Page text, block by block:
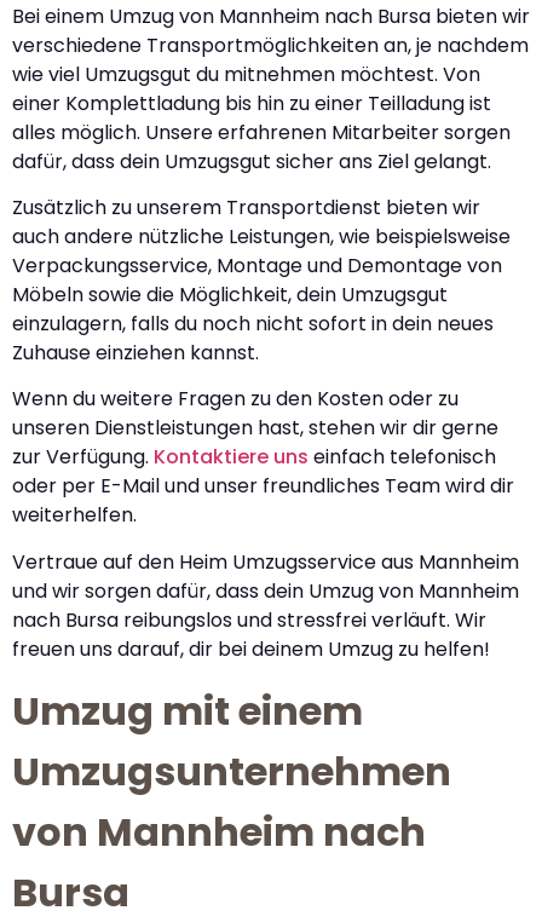
Bei einem Umzug von Mannheim nach Bursa bieten wir
verschiedene Transportmöglichkeiten an, je nachdem
wie viel Umzugsgut du mitnehmen möchtest. Von
einer Komplettladung bis hin zu einer Teilladung ist
alles möglich. Unsere erfahrenen Mitarbeiter sorgen
dafür, dass dein Umzugsgut sicher ans Ziel gelangt.
Zusätzlich zu unserem Transportdienst bieten wir
auch andere nützliche Leistungen, wie beispielsweise
Verpackungsservice, Montage und Demontage von
Möbeln sowie die Möglichkeit, dein Umzugsgut
einzulagern, falls du noch nicht sofort in dein neues
Zuhause einziehen kannst.
Wenn du weitere Fragen zu den Kosten oder zu
unseren Dienstleistungen hast, stehen wir dir gerne
zur Verfügung. Kontaktiere uns einfach telefonisch
oder per E-Mail und unser freundliches Team wird dir
weiterhelfen.
Vertraue auf den Heim Umzugsservice aus Mannheim
und wir sorgen dafür, dass dein Umzug von Mannheim
nach Bursa reibungslos und stressfrei verläuft. Wir
freuen uns darauf, dir bei deinem Umzug zu helfen!
Umzug mit einem
Umzugsunternehmen
von Mannheim nach
Bursa